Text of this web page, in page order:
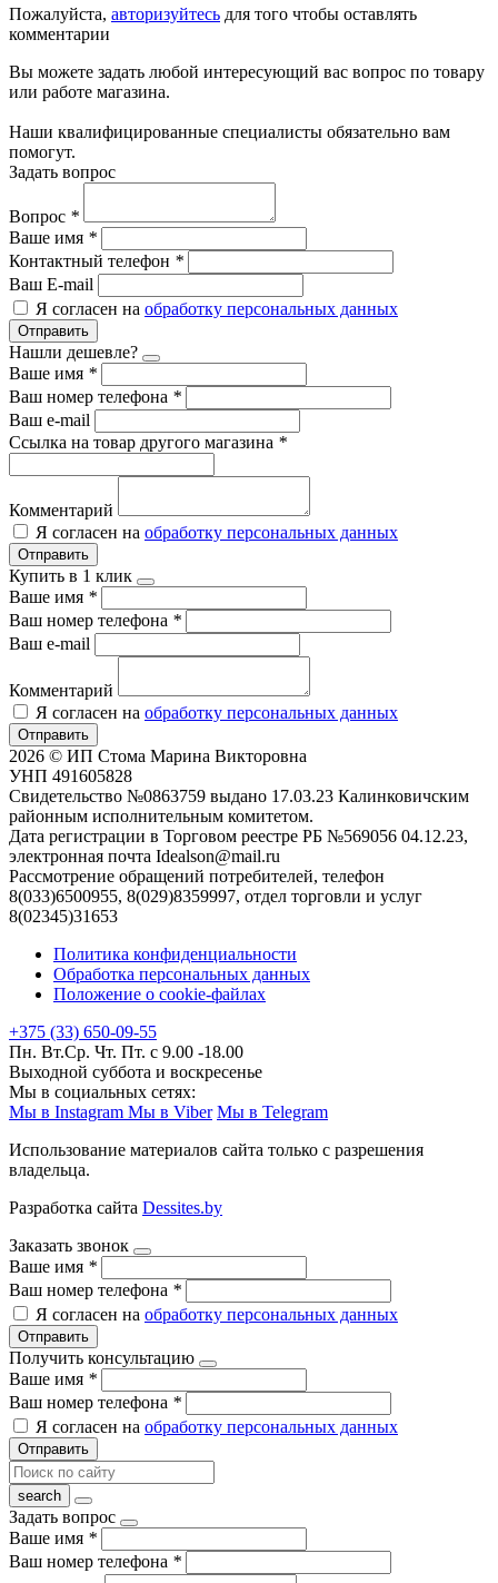
Пожалуйста, авторизуйтесь для того чтобы оставлять
комментарии
Вы можете задать любой интересующий вас вопрос по товару
или работе магазина.
Наши квалифицированные специалисты обязательно вам
помогут.
Задать вопрос
Вопрос *
Ваше имя *
Контактный телефон *
Ваш E-mail
Я согласен на обработку персональных данных
Отправить
Нашли дешевле?
Ваше имя *
Ваш номер телефона *
Ваш e-mail
Ссылка на товар другого магазина *
Комментарий
Я согласен на обработку персональных данных
Отправить
Купить в 1 клик
Ваше имя *
Ваш номер телефона *
Ваш e-mail
Комментарий
Я согласен на обработку персональных данных
Отправить
2026 © ИП Стома Марина Викторовна
УНП 491605828
Свидетельство №0863759 выдано 17.03.23 Калинковичским
районным исполнительным комитетом.
Дата регистрации в Торговом реестре РБ №569056 04.12.23,
электронная почта Idealson@mail.ru
Рассмотрение обращений потребителей, телефон
8(033)6500955, 8(029)8359997, отдел торговли и услуг
8(02345)31653
Политика конфиденциальности
Обработка персональных данных
Положение о cookie-файлах
+375 (33) 650-09-55
Пн. Вт.Ср. Чт. Пт. с 9.00 -18.00
Выходной суббота и воскресенье
Мы в социальных сетях:
Мы в Instagram Мы в Viber Мы в Telegram
Использование материалов сайта только с разрешения
владельца.
Разработка сайта Dessites.by
Заказать звонок
Ваше имя *
Ваш номер телефона *
Я согласен на обработку персональных данных
Отправить
Получить консультацию
Ваше имя *
Ваш номер телефона *
Я согласен на обработку персональных данных
Отправить
Задать вопрос
Ваше имя *
Ваш номер телефона *